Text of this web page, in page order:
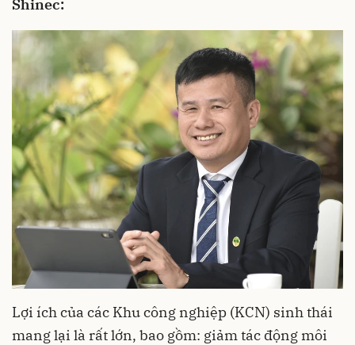
Shinec:
Lợi ích của các Khu công nghiệp (KCN) sinh thái
mang lại là rất lớn, bao gồm: giảm tác động môi